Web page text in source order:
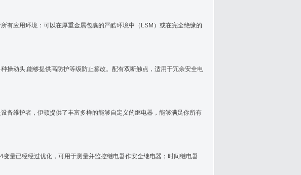
有应用环境：可以在厚重金属包裹的严酷环境中（LSM）或在完全绝缘的
操动头,能够提供高防护等级防止篡改。配有双断触点，适用于冗余安全电
备维护者，伊顿提供了丰富多样的能够自定义的继电器，能够满足你所有
量已经经过优化，可用于测量并监控继电器作安全继电器；时间继电器